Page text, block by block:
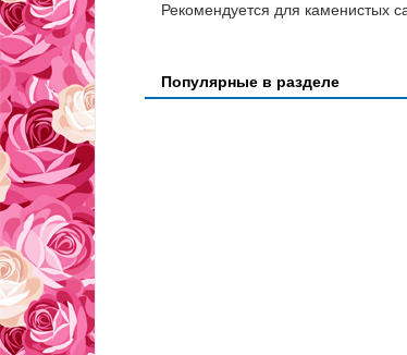
Рекомендуется для каменистых
Популярные в разделе